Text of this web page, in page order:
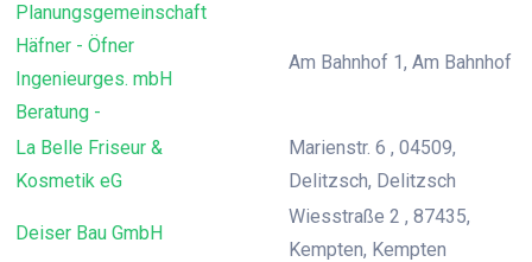
Planungsgemeinschaft
Häfner - Öfner
Ingenieurges. mbH
Beratung -
Am Bahnhof 1, Am Bahnhof
La Belle Friseur &
Kosmetik eG
Marienstr. 6 , 04509,
Delitzsch, Delitzsch
Deiser Bau GmbH
Wiesstraße 2 , 87435,
Kempten, Kempten